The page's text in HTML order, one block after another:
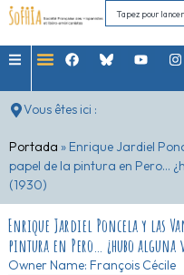
Vous êtes ici :
Portada » Enrique Jardiel
papel de la pintura en Pero…
(1930)
Enrique Jardiel Poncela y las
pintura en Pero… ¿hubo alguna
Owner Name: François Cécile